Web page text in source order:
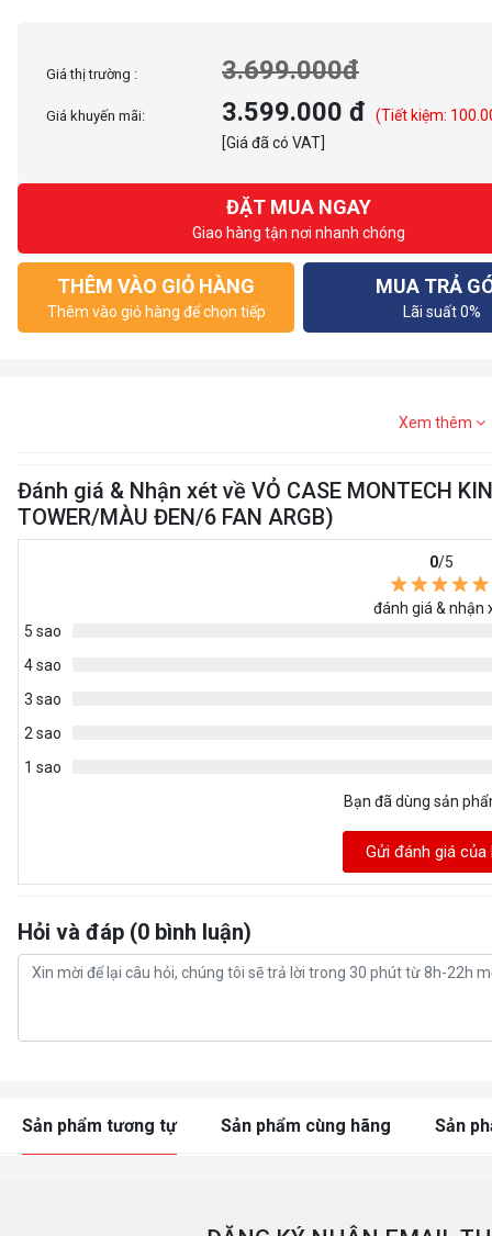
Giá thị trường : 3.699.000đ
Giá khuyến mãi: 3.599.000 đ
(Tiết kiệm:
[Giá đã có VAT]
ĐẶT MUA NGAY
Giao hàng tận nơi nhanh chóng
THÊM VÀO GIỎ HÀNG
Thêm vào giỏ hàng để chọn tiếp
MUA TRẢ
Lãi suất 0%
Xem thêm
Đánh giá & Nhận xét về VỎ CASE MONTECH
TOWER/MÀU ĐEN/6 FAN ARGB)
0/5
đánh giá & nhận
5 sao
4 sao
3 sao
2 sao
1 sao
Bạn đã dùng sản
Gửi đánh giá của
Hỏi và đáp (0 bình luận)
Sản phẩm tương tự Sản phẩm cùng hãng Sản